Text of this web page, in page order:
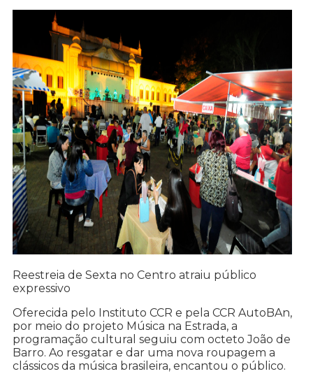
Reestreia de Sexta no Centro atraiu público
expressivo
Oferecida pelo Instituto CCR e pela CCR AutoBAn,
por meio do projeto Música na Estrada, a
programação cultural seguiu com octeto João de
Barro. Ao resgatar e dar uma nova roupagem a
clássicos da música brasileira, encantou o público.